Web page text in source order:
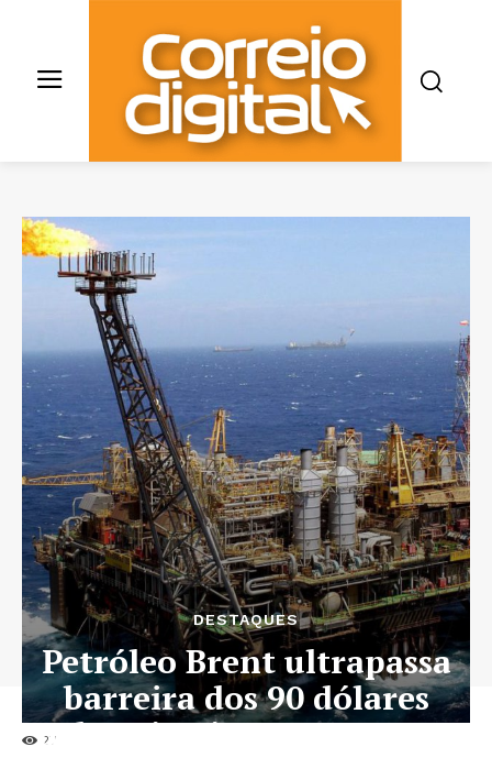
27
DESTAQUES
Petróleo Brent ultrapassa
barreira dos 90 dólares
pela primeira vez em 2023